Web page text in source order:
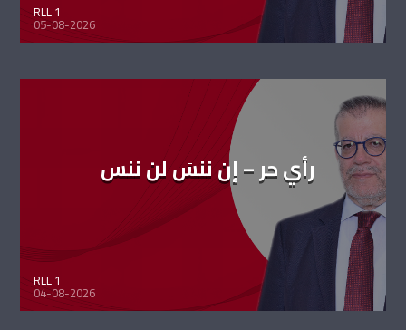
RLL 1
05-08-2026
رأي حر – إن ننسَ لن ننس
RLL 1
04-08-2026